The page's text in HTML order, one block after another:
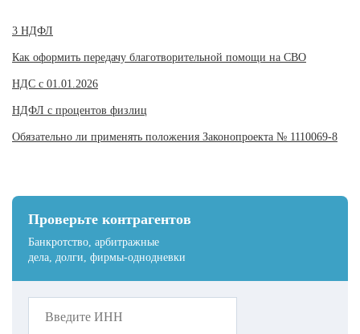
Проверьте контрагентов
Банкротство, арбитражные
дела, долги, фирмы-однодневки
3 НДФЛ
Как оформить передачу благотворительной помощи на СВО
НДС с 01.01.2026
НДФЛ с процентов физлиц
Обязательно ли применять положения Законопроекта № 1110069-8